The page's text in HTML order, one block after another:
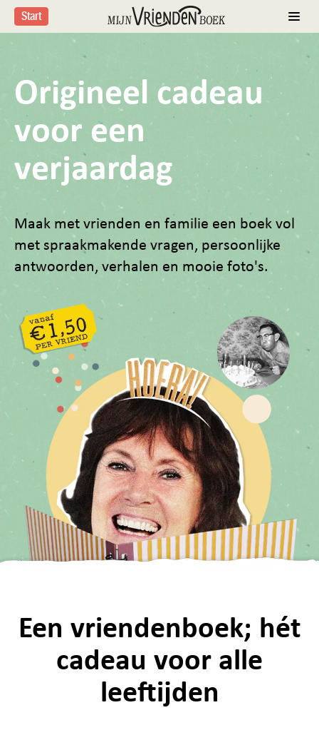
Start
Origineel cadeau
voor een
verjaardag
Maak met vrienden en familie een boek vol
met spraakmakende vragen, persoonlijke
antwoorden, verhalen en mooie foto's.
Een vriendenboek; hét
cadeau voor alle
leeftijden